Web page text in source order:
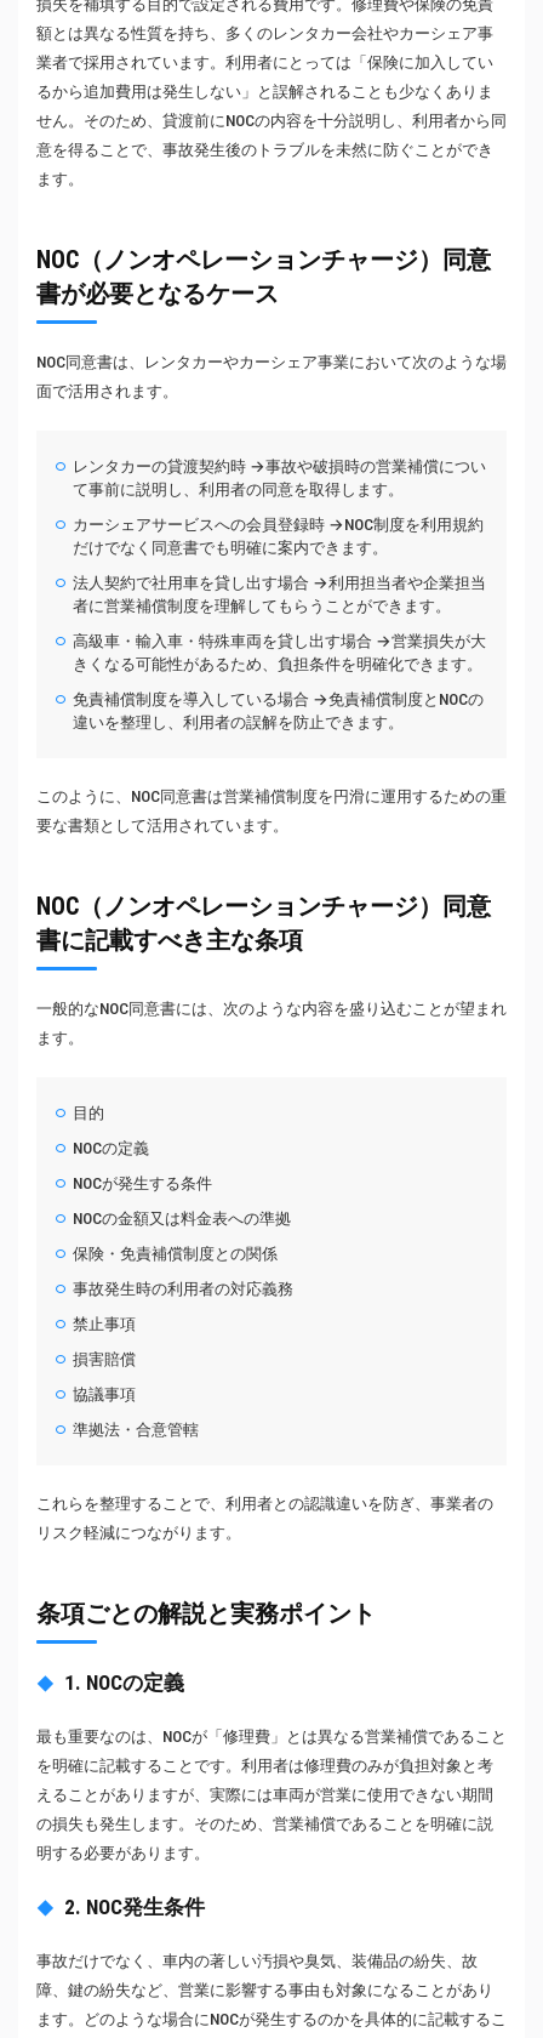
損失を補填する目的で設定される費用です。修理費や保険の免責
額とは異なる性質を持ち、多くのレンタカー会社やカーシェア事
業者で採用されています。利用者にとっては「保険に加入してい
るから追加費用は発生しない」と誤解されることも少なくありま
せん。そのため、貸渡前にNOCの内容を十分説明し、利用者から同
意を得ることで、事故発生後のトラブルを未然に防ぐことができ
ます。
NOC（ノンオペレーションチャージ）同意
書が必要となるケース
NOC同意書は、レンタカーやカーシェア事業において次のような場
面で活用されます。
レンタカーの貸渡契約時 →事故や破損時の営業補償につい
て事前に説明し、利用者の同意を取得します。
カーシェアサービスへの会員登録時 →NOC制度を利用規約
だけでなく同意書でも明確に案内できます。
法人契約で社用車を貸し出す場合 →利用担当者や企業担当
者に営業補償制度を理解してもらうことができます。
高級車・輸入車・特殊車両を貸し出す場合 →営業損失が大
きくなる可能性があるため、負担条件を明確化できます。
免責補償制度を導入している場合 →免責補償制度とNOCの
違いを整理し、利用者の誤解を防止できます。
このように、NOC同意書は営業補償制度を円滑に運用するための重
要な書類として活用されています。
NOC（ノンオペレーションチャージ）同意
書に記載すべき主な条項
一般的なNOC同意書には、次のような内容を盛り込むことが望まれ
ます。
目的
NOCの定義
NOCが発生する条件
NOCの金額又は料金表への準拠
保険・免責補償制度との関係
事故発生時の利用者の対応義務
禁止事項
損害賠償
協議事項
準拠法・合意管轄
これらを整理することで、利用者との認識違いを防ぎ、事業者の
リスク軽減につながります。
条項ごとの解説と実務ポイント
1. NOCの定義
最も重要なのは、NOCが「修理費」とは異なる営業補償であること
を明確に記載することです。利用者は修理費のみが負担対象と考
えることがありますが、実際には車両が営業に使用できない期間
の損失も発生します。そのため、営業補償であることを明確に説
明する必要があります。
2. NOC発生条件
事故だけでなく、車内の著しい汚損や臭気、装備品の紛失、故
障、鍵の紛失など、営業に影響する事由も対象になることがあり
ます。どのような場合にNOCが発生するのかを具体的に記載するこ